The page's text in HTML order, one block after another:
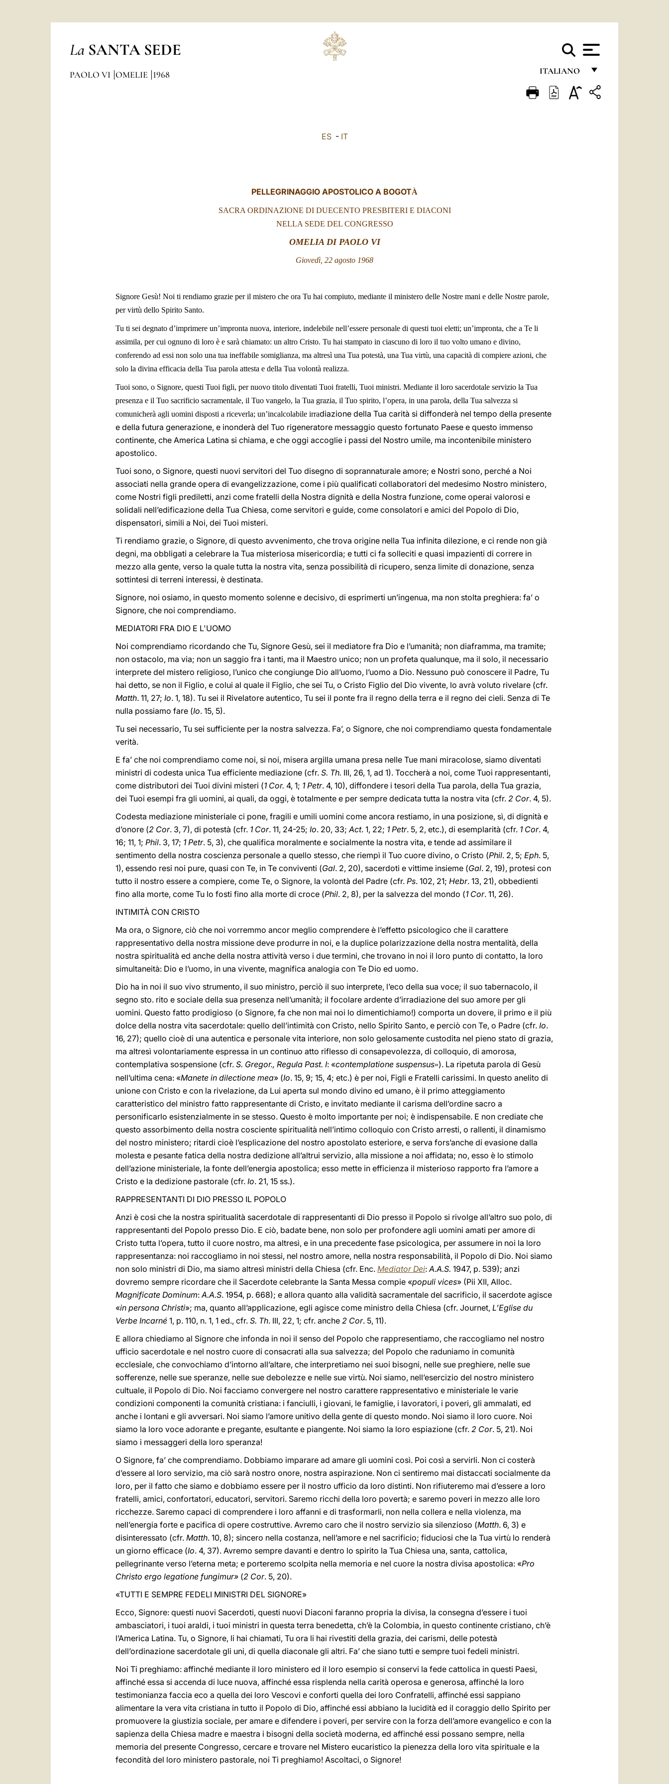
La SANTA SEDE
ITALIANO
FRANÇAIS
PAOLO VI OMELIE 1968
ES- IT
PELLEGRINAGGIO APOSTOLICO A BOGOTÀ
SACRA ORDINAZIONE DI DUECENTO PRESBITERI E DIACONI
NELLA SEDE DEL CONGRESSO
OMELIA DI PAOLO VI
Giovedì, 22 agosto 1968
Signore Gesù! Noi ti rendiamo grazie per il mistero che ora Tu hai compiuto, mediante il ministero delle Nostre mani e delle Nostre parole,
per virtù dello Spirito Santo.
Tu ti sei degnato d’imprimere un’impronta nuova, interiore, indelebile nell’essere personale di questi tuoi eletti; un’impronta, che a Te li
assimila, per cui ognuno di loro è e sarà chiamato: un altro Cristo. Tu hai stampato in ciascuno di loro il tuo volto umano e divino,
conferendo ad essi non solo una tua ineffabile somiglianza, ma altresì una Tua potestà, una Tua virtù, una capacità di compiere azioni, che
solo la divina efficacia della Tua parola attesta e della Tua volontà realizza.
Tuoi sono, o Signore, questi Tuoi figli, per nuovo titolo diventati Tuoi fratelli, Tuoi ministri. Mediante il loro sacerdotale servizio la Tua
presenza e il Tuo sacrificio sacramentale, il Tuo vangelo, la Tua grazia, il Tuo spirito, l’opera, in una parola, della Tua salvezza si
comunicherà agli uomini disposti a riceverla; un’incalcolabile irradiazione della Tua carità si diffonderà nel tempo della presente
e della futura generazione, e inonderà del Tuo rigeneratore messaggio questo fortunato Paese e questo immenso
continente, che America Latina si chiama, e che oggi accoglie i passi del Nostro umile, ma incontenibile ministero
apostolico.
Tuoi sono, o Signore, questi nuovi servitori del Tuo disegno di soprannaturale amore; e Nostri sono, perché a Noi
associati nella grande opera di evangelizzazione, come i più qualificati collaboratori del medesimo Nostro ministero,
come Nostri figli prediletti, anzi come fratelli della Nostra dignità e della Nostra funzione, come operai valorosi e
solidali nell’edificazione della Tua Chiesa, come servitori e guide, come consolatori e amici del Popolo di Dio,
dispensatori, simili a Noi, dei Tuoi misteri.
Ti rendiamo grazie, o Signore, di questo avvenimento, che trova origine nella Tua infinita dilezione, e ci rende non già
degni, ma obbligati a celebrare la Tua misteriosa misericordia; e tutti ci fa solleciti e quasi impazienti di correre in
mezzo alla gente, verso la quale tutta la nostra vita, senza possibilità di ricupero, senza limite di donazione, senza
sottintesi di terreni interessi, è destinata.
Signore, noi osiamo, in questo momento solenne e decisivo, di esprimerti un’ingenua, ma non stolta preghiera: fa’ o
Signore, che noi comprendiamo.
MEDIATORI FRA DIO E L'UOMO
Noi comprendiamo ricordando che Tu, Signore Gesù, sei il mediatore fra Dio e l’umanità; non diaframma, ma tramite;
non ostacolo, ma via; non un saggio fra i tanti, ma il Maestro unico; non un profeta qualunque, ma il solo, il necessario
interprete del mistero religioso, l’unico che congiunge Dio all’uomo, l’uomo a Dio. Nessuno può conoscere il Padre, Tu
hai detto, se non il Figlio, e colui al quale il Figlio, che sei Tu, o Cristo Figlio del Dio vivente, lo avrà voluto rivelare (cfr.
Matth. 11, 27; Io. 1, 18). Tu sei il Rivelatore autentico, Tu sei il ponte fra il regno della terra e il regno dei cieli. Senza di Te
nulla possiamo fare (Io. 15, 5).
Tu sei necessario, Tu sei sufficiente per la nostra salvezza. Fa’, o Signore, che noi comprendiamo questa fondamentale
verità.
E fa’ che noi comprendiamo come noi, si noi, misera argilla umana presa nelle Tue mani miracolose, siamo diventati
ministri di codesta unica Tua efficiente mediazione (cfr. S. Th. III, 26, 1, ad 1). Toccherà a noi, come Tuoi rappresentanti,
come distributori dei Tuoi divini misteri (1 Cor. 4, 1; 1 Petr. 4, 10), diffondere i tesori della Tua parola, della Tua grazia,
dei Tuoi esempi fra gli uomini, ai quali, da oggi, è totalmente e per sempre dedicata tutta la nostra vita (cfr. 2 Cor. 4, 5).
Codesta mediazione ministeriale ci pone, fragili e umili uomini come ancora restiamo, in una posizione, sì, di dignità e
d’onore (2 Cor. 3, 7), di potestà (cfr. 1 Cor. 11, 24-25; Io. 20, 33;Act. 1, 22; 1 Petr. 5, 2, etc.), di esemplarità (cfr. 1 Cor. 4,
16; 11, 1; Phil. 3, 17; 1 Petr. 5, 3), che qualifica moralmente e socialmente la nostra vita, e tende ad assimilare il
sentimento della nostra coscienza personale a quello stesso, che riempì il Tuo cuore divino, o Cristo (Phil. 2, 5; Eph. 5,
1), essendo resi noi pure, quasi con Te, in Te conviventi (Gal. 2, 20), sacerdoti e vittime insieme (Gal. 2, 19), protesi con
tutto il nostro essere a compiere, come Te, o Signore, la volontà del Padre (cfr. Ps. 102, 21; Hebr. 13, 21), obbedienti
fino alla morte, come Tu lo fosti fino alla morte di croce (Phil. 2, 8), per la salvezza del mondo (1 Cor. 11, 26).
INTIMITÀ CON CRISTO
Ma ora, o Signore, ciò che noi vorremmo ancor meglio comprendere è l’effetto psicologico che il carattere
rappresentativo della nostra missione deve produrre in noi, e la duplice polarizzazione della nostra mentalità, della
nostra spiritualità ed anche della nostra attività verso i due termini, che trovano in noi il loro punto di contatto, la loro
simultaneità: Dio e l’uomo, in una vivente, magnifica analogia con Te Dio ed uomo.
Dio ha in noi il suo vivo strumento, il suo ministro, perciò il suo interprete, l’eco della sua voce; il suo tabernacolo, il
segno sto. rito e sociale della sua presenza nell’umanità; il focolare ardente d’irradiazione del suo amore per gli
uomini. Questo fatto prodigioso (o Signore, fa che non mai noi lo dimentichiamo!) comporta un dovere, il primo e il più
dolce della nostra vita sacerdotale: quello dell’intimità con Cristo, nello Spirito Santo, e perciò con Te, o Padre (cfr. Io.
16, 27); quello cioè di una autentica e personale vita interiore, non solo gelosamente custodita nel pieno stato di grazia,
ma altresì volontariamente espressa in un continuo atto riflesso di consapevolezza, di colloquio, di amorosa,
contemplativa sospensione (cfr. S. Gregor., Regula Past. I: «contemplatione suspensus»). La ripetuta parola di Gesù
nell’ultima cena: «Manete in dilectione mea» (Io. 15, 9; 15, 4; etc.) è per noi, Figli e Fratelli carissimi. In questo anelito di
unione con Cristo e con la rivelazione, da Lui aperta sul mondo divino ed umano, è il primo atteggiamento
caratteristico del ministro fatto rappresentante di Cristo, e invitato mediante il carisma dell’ordine sacro a
personificarlo esistenzialmente in se stesso. Questo è molto importante per noi; è indispensabile. E non crediate che
questo assorbimento della nostra cosciente spiritualità nell’intimo colloquio con Cristo arresti, o rallenti, il dinamismo
del nostro ministero; ritardi cioè l’esplicazione del nostro apostolato esteriore, e serva fors’anche di evasione dalla
molesta e pesante fatica della nostra dedizione all’altrui servizio, alla missione a noi affidata; no, esso è lo stimolo
dell’azione ministeriale, la fonte dell’energia apostolica; esso mette in efficienza il misterioso rapporto fra l’amore a
Cristo e la dedizione pastorale (cfr. Io. 21, 15 ss.).
RAPPRESENTANTI DI DIO PRESSO IL POPOLO
Anzi è così che la nostra spiritualità sacerdotale di rappresentanti di Dio presso il Popolo si rivolge all’altro suo polo, di
rappresentanti del Popolo presso Dio. E ciò, badate bene, non solo per profondere agli uomini amati per amore di
Cristo tutta l’opera, tutto il cuore nostro, ma altresì, e in una precedente fase psicologica, per assumere in noi la loro
rappresentanza: noi raccogliamo in noi stessi, nel nostro amore, nella nostra responsabilità, il Popolo di Dio. Noi siamo
non solo ministri di Dio, ma siamo altresì ministri della Chiesa (cfr. Enc. Mediator Dei:A.A.S. 1947, p. 539); anzi
dovremo sempre ricordare che il Sacerdote celebrante la Santa Messa compie «populi vices» (Pii XII, Alloc.
Magnificate Dominum:A.A.S. 1954, p. 668); e allora quanto alla validità sacramentale del sacrificio, il sacerdote agisce
«in persona Christi»; ma, quanto all’applicazione, egli agisce come ministro della Chiesa (cfr. Journet, L’Eglise du
Verbe Incarné 1, p. 110, n. 1, 1 ed., cfr. S. Th. III, 22, 1; cfr. anche 2 Cor. 5, 11).
E allora chiediamo al Signore che infonda in noi il senso del Popolo che rappresentiamo, che raccogliamo nel nostro
ufficio sacerdotale e nel nostro cuore di consacrati alla sua salvezza; del Popolo che raduniamo in comunità
ecclesiale, che convochiamo d’intorno all’altare, che interpretiamo nei suoi bisogni, nelle sue preghiere, nelle sue
sofferenze, nelle sue speranze, nelle sue debolezze e nelle sue virtù. Noi siamo, nell’esercizio del nostro ministero
cultuale, il Popolo di Dio. Noi facciamo convergere nel nostro carattere rappresentativo e ministeriale le varie
condizioni componenti la comunità cristiana: i fanciulli, i giovani, le famiglie, i lavoratori, i poveri, gli ammalati, ed
anche i lontani e gli avversari. Noi siamo l’amore unitivo della gente di questo mondo. Noi siamo il loro cuore. Noi
siamo la loro voce adorante e pregante, esultante e piangente. Noi siamo la loro espiazione (cfr. 2 Cor. 5, 21). Noi
siamo i messaggeri della loro speranza!
O Signore, fa’ che comprendiamo. Dobbiamo imparare ad amare gli uomini così. Poi così a servirli. Non ci costerà
d’essere al loro servizio, ma ciò sarà nostro onore, nostra aspirazione. Non ci sentiremo mai distaccati socialmente da
loro, per il fatto che siamo e dobbiamo essere per il nostro ufficio da loro distinti. Non rifiuteremo mai d’essere a loro
fratelli, amici, confortatori, educatori, servitori. Saremo ricchi della loro povertà; e saremo poveri in mezzo alle loro
ricchezze. Saremo capaci di comprendere i loro affanni e di trasformarli, non nella collera e nella violenza, ma
nell’energia forte e pacifica di opere costruttive. Avremo caro che il nostro servizio sia silenzioso (Matth. 6, 3) e
disinteressato (cfr. Matth. 10, 8); sincero nella costanza, nell’amore e nel sacrificio; fiduciosi che la Tua virtù lo renderà
un giorno efficace (Io. 4, 37). Avremo sempre davanti e dentro lo spirito la Tua Chiesa una, santa, cattolica,
pellegrinante verso l’eterna meta; e porteremo scolpita nella memoria e nel cuore la nostra divisa apostolica: «Pro
Christo ergo legatione fungimur» (2 Cor. 5, 20).
«TUTTI E SEMPRE FEDELI MINISTRI DEL SIGNORE»
Ecco, Signore: questi nuovi Sacerdoti, questi nuovi Diaconi faranno propria la divisa, la consegna d’essere i tuoi
ambasciatori, i tuoi araldi, i tuoi ministri in questa terra benedetta, ch’è la Colombia, in questo continente cristiano, ch’è
l’America Latina. Tu, o Signore, li hai chiamati, Tu ora li hai rivestiti della grazia, dei carismi, delle potestà
dell’ordinazione sacerdotale gli uni, di quella diaconale gli altri. Fa’ che siano tutti e sempre tuoi fedeli ministri.
Noi Ti preghiamo: affinché mediante il loro ministero ed il loro esempio si conservi la fede cattolica in questi Paesi,
affinché essa si accenda di luce nuova, affinché essa risplenda nella carità operosa e generosa, affinché la loro
testimonianza faccia eco a quella dei loro Vescovi e conforti quella dei loro Confratelli, affinché essi sappiano
alimentare la vera vita cristiana in tutto il Popolo di Dio, affinché essi abbiano la lucidità ed il coraggio dello Spirito per
promuovere la giustizia sociale, per amare e difendere i poveri, per servire con la forza dell’amore evangelico e con la
sapienza della Chiesa madre e maestra i bisogni della società moderna, ed affinché essi possano sempre, nella
memoria del presente Congresso, cercare e trovare nel Mistero eucaristico la pienezza della loro vita spirituale e la
fecondità del loro ministero pastorale, noi Ti preghiamo! Ascoltaci, o Signore!